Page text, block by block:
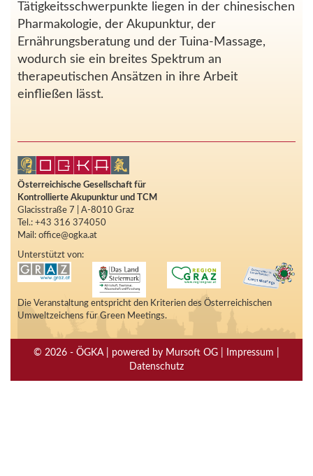
Tätigkeitsschwerpunkte liegen in der chinesischen
Pharmakologie, der Akupunktur, der
Ernährungsberatung und der Tuina-Massage,
wodurch sie ein breites Spektrum an
therapeutischen Ansätzen in ihre Arbeit
einfließen lässt.
Österreichische Gesellschaft für
Kontrollierte Akupunktur und TCM
Glacisstraße 7 | A-8010 Graz
Tel.: +43 316 374050
Mail: office@ogka.at
Unterstützt von:
Die Veranstaltung entspricht den Kriterien des Österreichischen
Umweltzeichens für Green Meetings.
© 2026 - ÖGKA | powered by Mursoft OG | Impressum |
Datenschutz